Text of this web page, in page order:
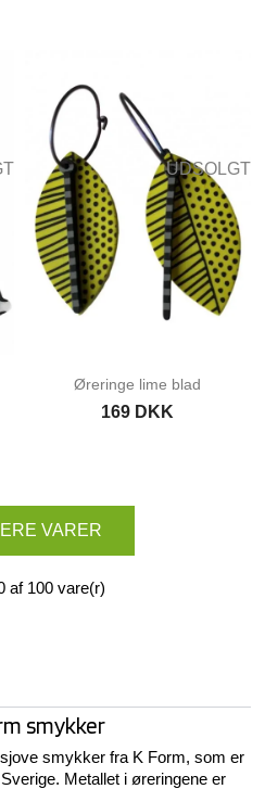
UDSOLGT
Øreringe lime blad
169 DKK
VARER
af 100 vare(r)
smykker
smykker fra K Form, som er
Metallet i øreringene er